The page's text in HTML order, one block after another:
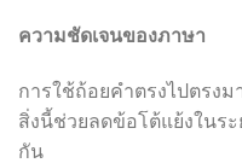
ความชัดเจนของภาษา
การใช้ถ้อยคำตรงไปตรง
สิ่งนี้ช่วยลดข้อโต้แย้งในระ
กัน